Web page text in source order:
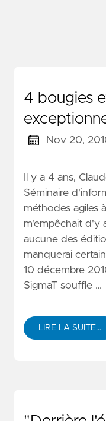
4 bougies
Nov 20,
Il y a 4 ans,
Séminaire
méthodes agiles
m'empêchait d'y
aucune des
manquerai
10 décembre
SigmaT souffle …
LIRE LA SUITE…